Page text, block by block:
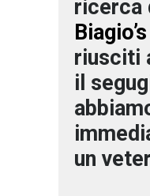
ricerca
riusciti
il
un